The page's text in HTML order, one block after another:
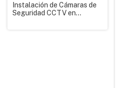
Instalación de Cámaras de
Seguridad CCTV en